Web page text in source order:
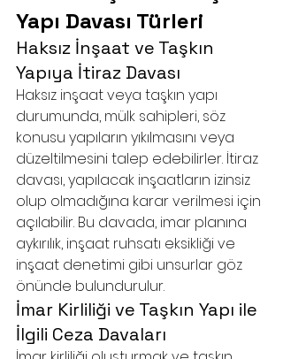
Yapı Davası Türleri
Haksız İnşaat ve Taşkın
Yapıya İtiraz Davası
Haksız inşaat veya taşkın yapı
durumunda, mülk sahipleri, söz
konusu yapıların yıkılmasını veya
düzeltilmesini talep edebilirler. İtiraz
davası, yapılacak inşaatların izinsiz
olup olmadığına karar verilmesi için
açılabilir. Bu davada, imar planına
aykırılık, inşaat ruhsatı eksikliği ve
inşaat denetimi gibi unsurlar göz
önünde bulundurulur.
İmar Kirliliği ve Taşkın Yapı ile
İlgili Ceza Davaları